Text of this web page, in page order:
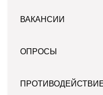
ВАКАНСИИ
ОПРОСЫ